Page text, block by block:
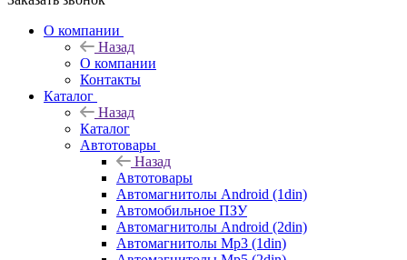
О компании
Назад
О компании
Контакты
Каталог
Назад
Каталог
Автотовары
Назад
Автотовары
Автомагнитолы Android (1din)
Автомобильное ПЗУ
Автомагнитолы Android (2din)
Автомагнитолы Mp3 (1din)